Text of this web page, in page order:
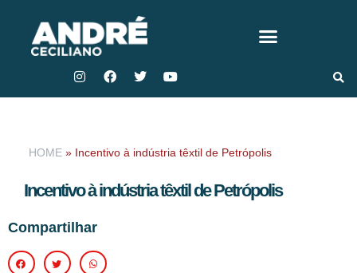
HOME » Incentivo à indústria têxtil de Petrópolis
Incentivo à indústria têxtil de Petrópolis
Compartilhar